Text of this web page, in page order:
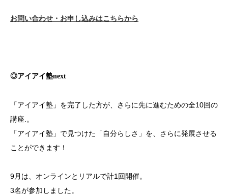
お問い合わせ・お申し込みはこちらから
◎アイアイ塾next
「アイアイ塾」を完了した方が、さらに先に進むための全10回の
講座.。
「アイアイ塾」で見つけた「自分らしさ」を、さらに発展させる
ことができます！
9月は、オンラインとリアルで計1回開催。
3名が参加しました。